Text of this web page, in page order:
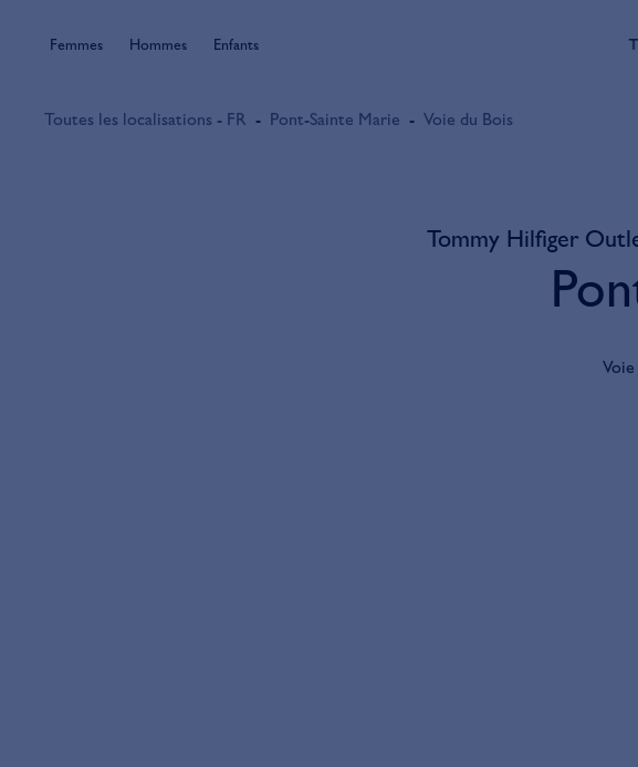
Femmes Hommes Enfants
Toutes les localisations - FR - Pont-Sainte Marie - Voie du Bois
Tommy Hilfiger